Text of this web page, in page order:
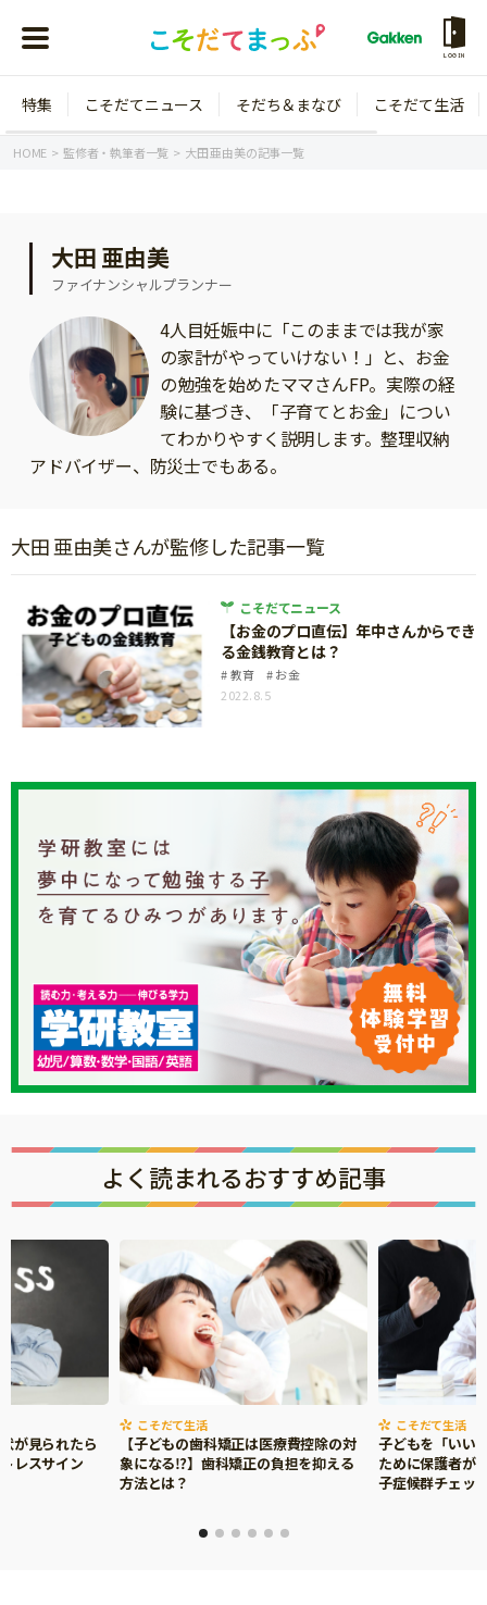
LOGIN
年齢から探す
0歳
1歳
2歳
3歳
年中
年長
小学1年生
小学2年生
小学3年生
特集
こそだてニュース
イベント
そだち＆まなび
幼稚園・保育園
科学・プログラミング
教育・学習
絵本・読み聞かせ
読書感想文
運動・あそび・ゲーム
英語
知育
ファッション・美容
行事・イベント
トラブル
親子でいっしょに
家族
料理
マネー
「こそだてまっぷ」とは
サイトのご利⽤にあたって
特集 こそだてニュース そだち＆まなび こそだて生活
HOME 監修者・執筆者一覧 大田 亜由美の記事一覧
大田 亜由美
ファイナンシャルプランナー
4人目妊娠中に「このままでは我が家
の家計がやっていけない！」と、お金
の勉強を始めたママさんFP。実際の経
験に基づき、「子育てとお金」につい
てわかりやすく説明します。整理収納
アドバイザー、防災士でもある。
大田 亜由美さんが監修した記事一覧
こそだてニュース
【お金のプロ直伝】年中さんからでき
る金銭教育とは？
教育
お金
2022.8.5
よく読まれるおすすめ記事
が見られたら
レスサイン
こそだて生活
【子どもの歯科矯正は医療費控除の対
象になる⁉】歯科矯正の負担を抑える
方法とは？
こそだて生活
子どもを「いい
ために保護者が
子症候群チェッ